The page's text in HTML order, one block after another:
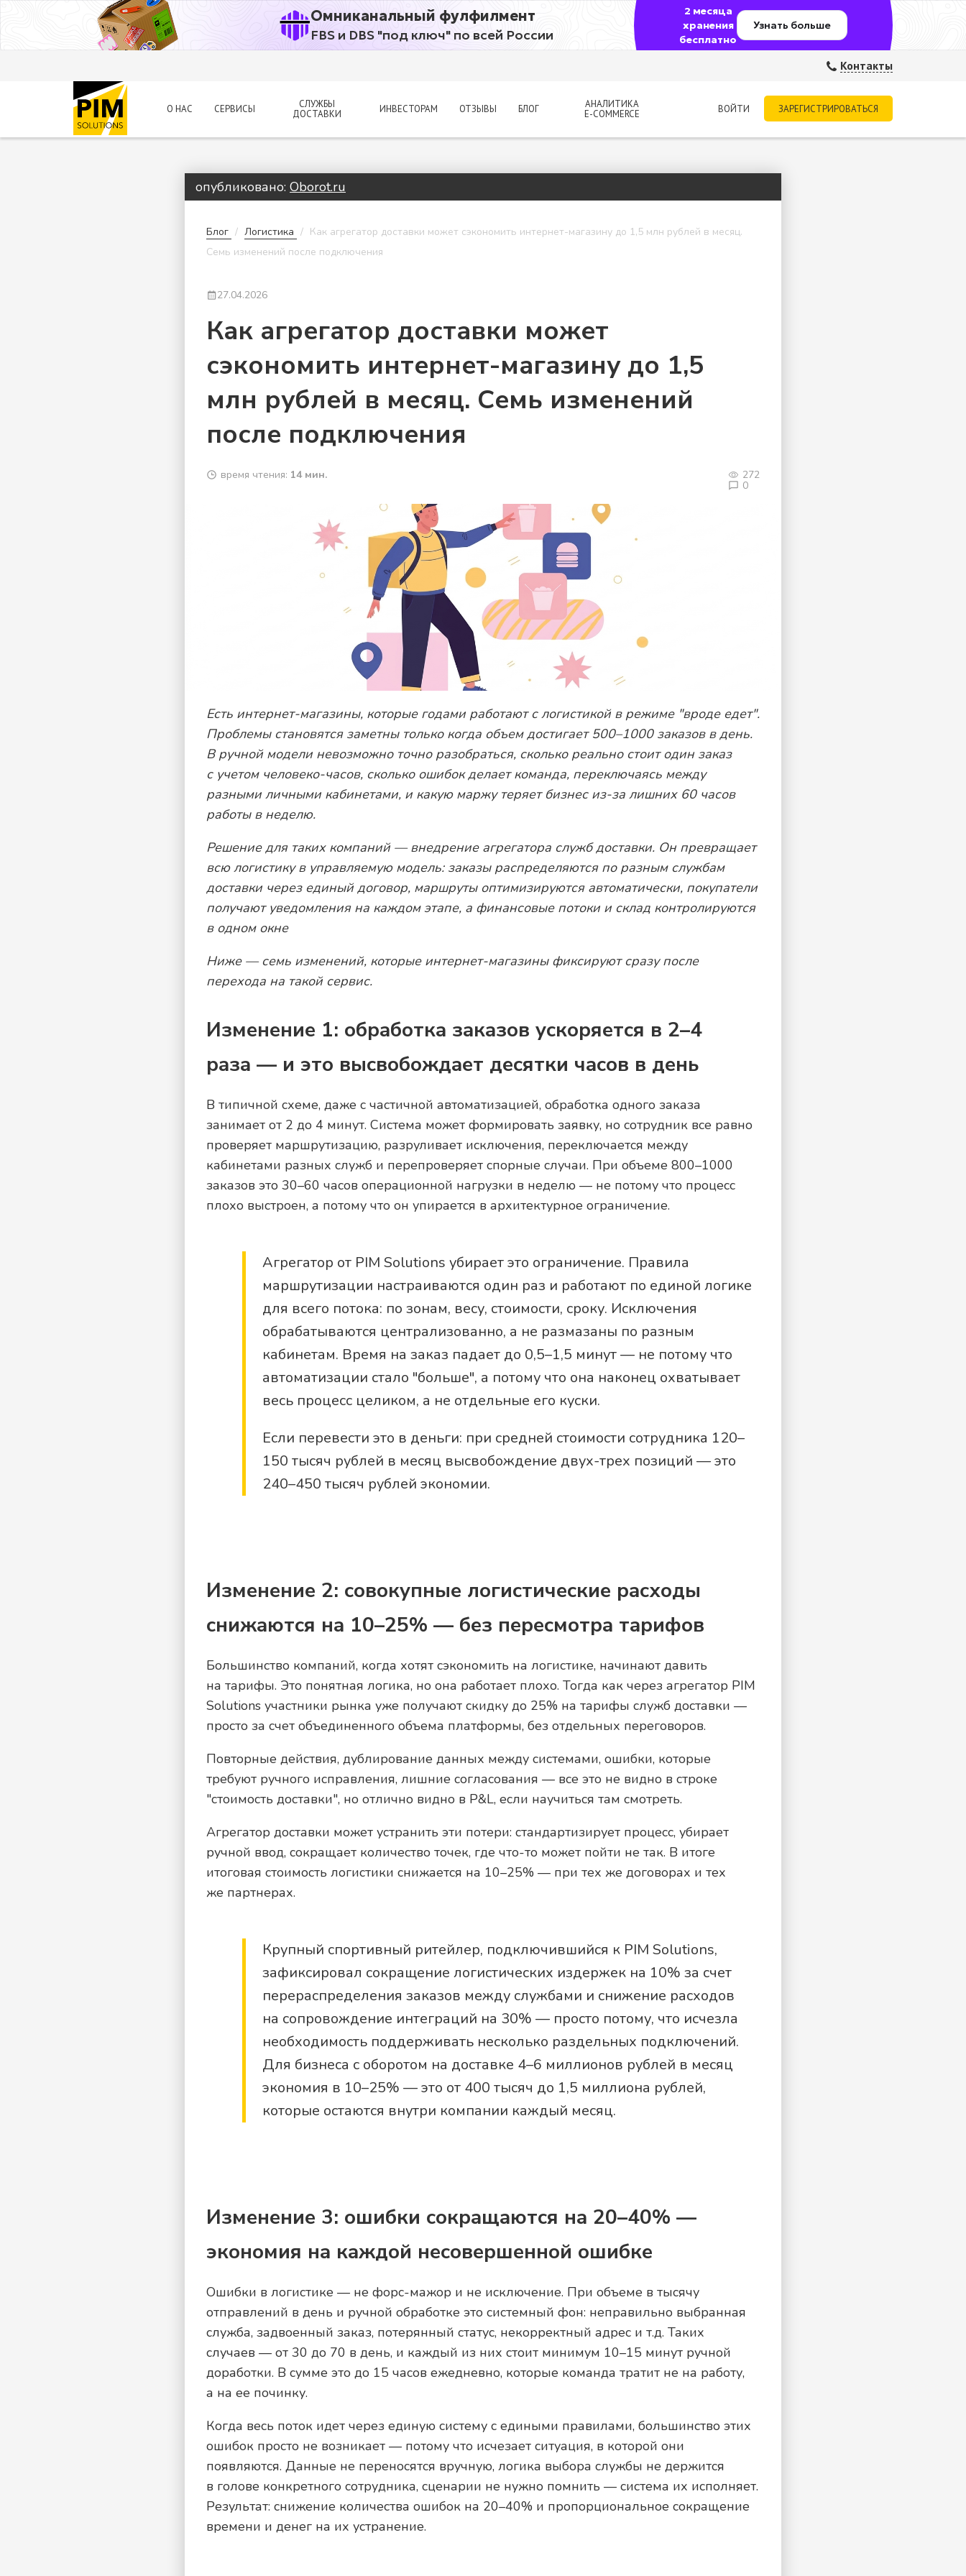
Омниканальный фулфилмент
FBS и DBS "под ключ" по всей России
2 месяца
хранения
бесплатно
Узнать больше
Контакты
О НАС СЕРВИСЫ
СЛУЖБЫ
ДОСТАВКИ
ИНВЕСТОРАМ ОТЗЫВЫ БЛОГ
АНАЛИТИКА
E-COMMERCE
ВОЙТИ ЗАРЕГИСТРИРОВАТЬСЯ
опубликовано: Oborot.ru
Блог Логистика
Как агрегатор доставки может сэкономить интернет-магазину до 1,5 млн рублей в месяц.
Семь изменений после подключения
27.04.2026
Как агрегатор доставки может
сэкономить интернет-магазину до 1,5
млн рублей в месяц. Семь изменений
после подключения
время чтения: 14 мин. 272
0
Есть интернет-магазины, которые годами работают с логистикой в режиме "вроде едет".
Проблемы становятся заметны только когда объем достигает 500–1000 заказов в день.
В ручной модели невозможно точно разобраться, сколько реально стоит один заказ
с учетом человеко-часов, сколько ошибок делает команда, переключаясь между
разными личными кабинетами, и какую маржу теряет бизнес из-за лишних 60 часов
работы в неделю.
Решение для таких компаний — внедрение агрегатора служб доставки. Он превращает
всю логистику в управляемую модель: заказы распределяются по разным службам
доставки через единый договор, маршруты оптимизируются автоматически, покупатели
получают уведомления на каждом этапе, а финансовые потоки и склад контролируются
в одном окне
Ниже — семь изменений, которые интернет-магазины фиксируют сразу после
перехода на такой сервис.
Изменение 1: обработка заказов ускоряется в 2–4
раза — и это высвобождает десятки часов в день
В типичной схеме, даже с частичной автоматизацией, обработка одного заказа
занимает от 2 до 4 минут. Система может формировать заявку, но сотрудник все равно
проверяет маршрутизацию, разруливает исключения, переключается между
кабинетами разных служб и перепроверяет спорные случаи. При объеме 800–1000
заказов это 30–60 часов операционной нагрузки в неделю — не потому что процесс
плохо выстроен, а потому что он упирается в архитектурное ограничение.
Агрегатор от PIM Solutions убирает это ограничение. Правила
маршрутизации настраиваются один раз и работают по единой логике
для всего потока: по зонам, весу, стоимости, сроку. Исключения
обрабатываются централизованно, а не размазаны по разным
кабинетам. Время на заказ падает до 0,5–1,5 минут — не потому что
автоматизации стало "больше", а потому что она наконец охватывает
весь процесс целиком, а не отдельные его куски.
Если перевести это в деньги: при средней стоимости сотрудника 120–
150 тысяч рублей в месяц высвобождение двух-трех позиций — это
240–450 тысяч рублей экономии.
Изменение 2: совокупные логистические расходы
снижаются на 10–25% — без пересмотра тарифов
Большинство компаний, когда хотят сэкономить на логистике, начинают давить
на тарифы. Это понятная логика, но она работает плохо. Тогда как через агрегатор PIM
Solutions участники рынка уже получают скидку до 25% на тарифы служб доставки —
просто за счет объединенного объема платформы, без отдельных переговоров.
Повторные действия, дублирование данных между системами, ошибки, которые
требуют ручного исправления, лишние согласования — все это не видно в строке
"стоимость доставки", но отлично видно в P&L, если научиться там смотреть.
Агрегатор доставки может устранить эти потери: стандартизирует процесс, убирает
ручной ввод, сокращает количество точек, где что-то может пойти не так. В итоге
итоговая стоимость логистики снижается на 10–25% — при тех же договорах и тех
же партнерах.
Крупный спортивный ритейлер, подключившийся к PIM Solutions,
зафиксировал сокращение логистических издержек на 10% за счет
перераспределения заказов между службами и снижение расходов
на сопровождение интеграций на 30% — просто потому, что исчезла
необходимость поддерживать несколько раздельных подключений.
Для бизнеса с оборотом на доставке 4–6 миллионов рублей в месяц
экономия в 10–25% — это от 400 тысяч до 1,5 миллиона рублей,
которые остаются внутри компании каждый месяц.
Изменение 3: ошибки сокращаются на 20–40% —
экономия на каждой несовершенной ошибке
Ошибки в логистике — не форс-мажор и не исключение. При объеме в тысячу
отправлений в день и ручной обработке это системный фон: неправильно выбранная
служба, задвоенный заказ, потерянный статус, некорректный адрес и т.д. Таких
случаев — от 30 до 70 в день, и каждый из них стоит минимум 10–15 минут ручной
доработки. В сумме это до 15 часов ежедневно, которые команда тратит не на работу,
а на ее починку.
Когда весь поток идет через единую систему с едиными правилами, большинство этих
ошибок просто не возникает — потому что исчезает ситуация, в которой они
появляются. Данные не переносятся вручную, логика выбора службы не держится
в голове конкретного сотрудника, сценарии не нужно помнить — система их исполняет.
Результат: снижение количества ошибок на 20–40% и пропорциональное сокращение
времени и денег на их устранение.